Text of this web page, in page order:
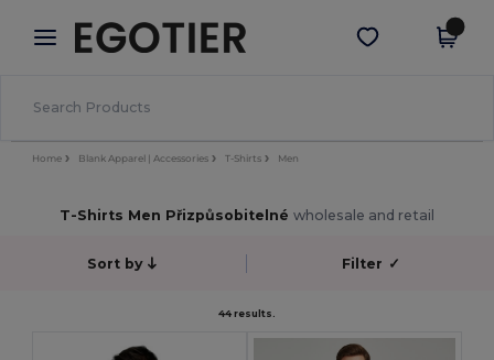
× Aplikace Egotier
Lepší ceny v aplikaci!
Stáhnout app
Home Blank Apparel | Accessories T-Shirts Men
T-Shirts Men Přizpůsobitelné wholesale and retail
Sort by Filter ✓
44 results.